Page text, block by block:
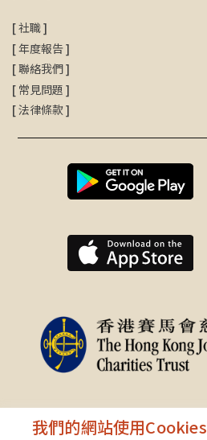
[社職]
[年度報告]
[聯絡我們]
[常見問題 ]
[法律條款 ]
我們的網站使用Cookies